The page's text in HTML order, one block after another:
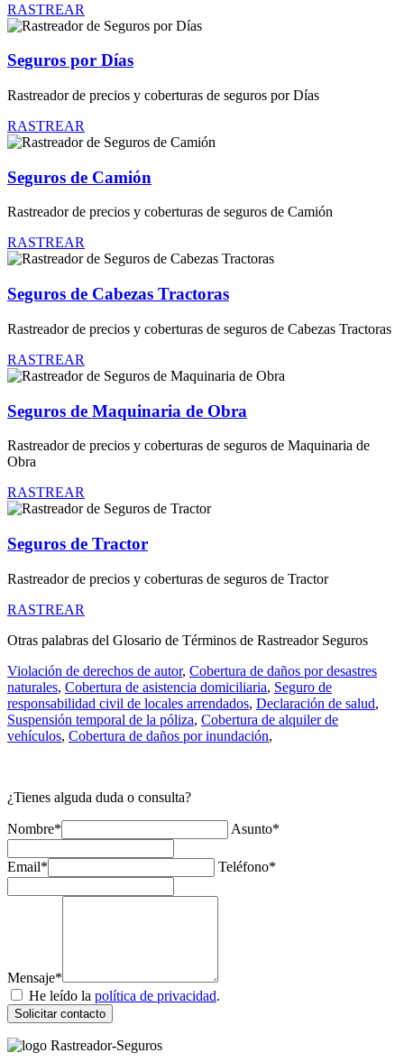
RASTREAR
Seguros por Días
Rastreador de precios y coberturas de seguros por Días
RASTREAR
Seguros de Camión
Rastreador de precios y coberturas de seguros de Camión
RASTREAR
Seguros de Cabezas Tractoras
Rastreador de precios y coberturas de seguros de Cabezas Tractoras
RASTREAR
Seguros de Maquinaria de Obra
Rastreador de precios y coberturas de seguros de Maquinaria de
Obra
RASTREAR
Seguros de Tractor
Rastreador de precios y coberturas de seguros de Tractor
RASTREAR
Otras palabras del Glosario de Términos de Rastreador Seguros
Violación de derechos de autor, Cobertura de daños por desastres
naturales, Cobertura de asistencia domiciliaria, Seguro de
responsabilidad civil de locales arrendados, Declaración de salud,
Suspensión temporal de la póliza, Cobertura de alquiler de
vehículos, Cobertura de daños por inundación,
¿Tienes alguda duda o consulta?
Nombre* Asunto*
Email* Teléfono*
Mensaje*
He leído la política de privacidad.
Solicitar contacto